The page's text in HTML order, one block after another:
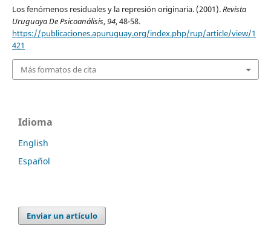
Los fenómenos residuales y la represión originaria. (2001).Revista
Uruguaya De Psicoanálisis,94, 48-58.
https://publicaciones.apuruguay.org/index.php/rup/article/view/1
421
Más formatos de cita
Idioma
English
Español
Enviar un artículo